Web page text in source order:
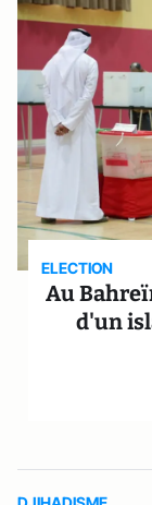
ELECTION
Au
d'un